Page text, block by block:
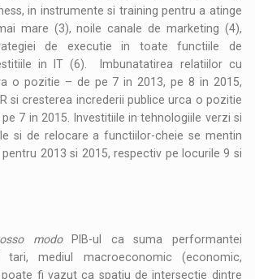
in instrumente si training pentru a atinge
mare (3), noile canale de marketing (4),
de executie in toate functiile de
in IT (6). Imbunatatirea relatiilor cu
o pozitie – de pe 7 in 2013, pe 8 in 2015,
si cresterea increderii publice urca o pozitie
7 in 2015. Investitiile in tehnologiile verzi si
si de relocare a functiilor-cheie se mentin
2013 si 2015, respectiv pe locurile 9 si
modoPIB-ul ca suma performantei
tari, mediul macroeconomic (economic,
fi vazut ca spatiu de intersectie dintre